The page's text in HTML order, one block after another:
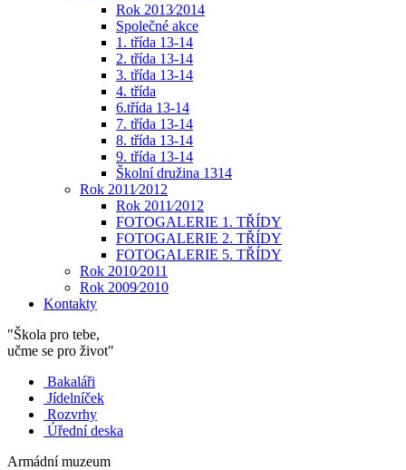
Rok 2013⁄2014
Společné akce
1. třída 13-14
2. třída 13-14
3. třída 13-14
4. třída
6.třída 13-14
7. třída 13-14
8. třída 13-14
9. třída 13-14
Školní družina 1314
Rok 2011⁄2012
Rok 2011⁄2012
FOTOGALERIE 1. TŘÍDY
FOTOGALERIE 2. TŘÍDY
FOTOGALERIE 5. TŘÍDY
Rok 2010⁄2011
Rok 2009⁄2010
Kontakty
"Škola pro tebe,
učme se pro život"
Bakaláři
Jídelníček
Rozvrhy
Úřední deska
Armádní muzeum